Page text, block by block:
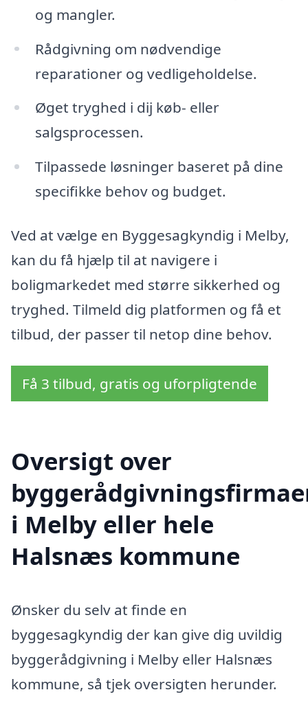
og mangler.
Rådgivning om nødvendige
reparationer og vedligeholdelse.
Øget tryghed i dij køb- eller
salgsprocessen.
Tilpassede løsninger baseret på dine
specifikke behov og budget.
Ved at vælge en Byggesagkyndig i Melby,
kan du få hjælp til at navigere i
boligmarkedet med større sikkerhed og
tryghed. Tilmeld dig platformen og få et
tilbud, der passer til netop dine behov.
Få 3 tilbud, gratis og uforpligtende
Oversigt over
i Melby eller hele
Halsnæs kommune
Ønsker du selv at finde en
byggesagkyndig der kan give dig uvildig
byggerådgivning i Melby eller Halsnæs
kommune, så tjek oversigten herunder.